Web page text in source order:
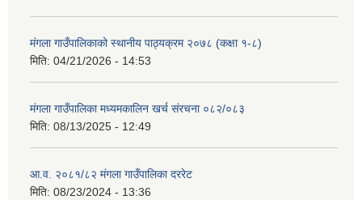
मंगला गाउँपालिकाको स्थानीय पाठ्यक्रम २०७८ (कक्षा १-८)
मिति: 04/21/2026 - 14:53
मंगला गाउँपालिका मध्यमकालिन खर्च संरचना ०८२/०८३
मिति: 08/13/2025 - 12:49
आ.व. २०८१/८२ मंगला गाउँपालिका दररेट
मिति: 08/23/2024 - 13:36